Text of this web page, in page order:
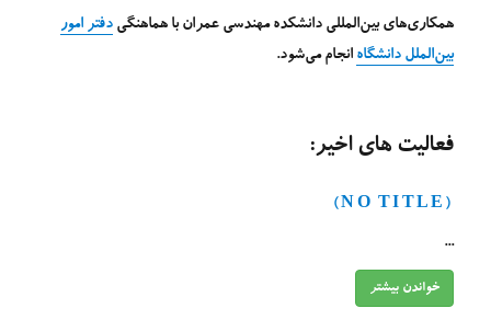
همکاری‌های بین‌المللی دانشکده مهندسی عمران با هماهنگیدفتر امور
بین‌الملل دانشگاه انجام می‌شود.
فعالیت های اخیر:
(NO TITLE)
...
خواندن بیشتر